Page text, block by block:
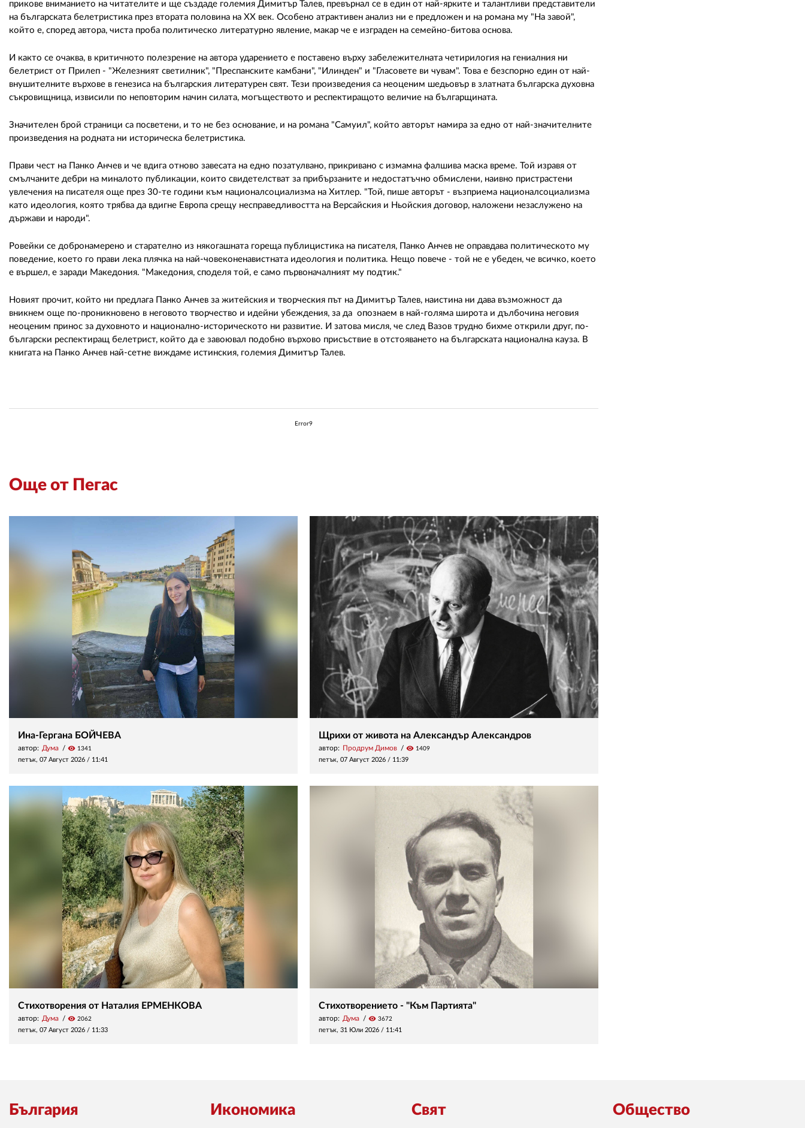
прикове вниманието на читателите и ще създаде големия Димитър Талев, превърнал се в един от най-ярките и талантливи представители
на българската белетристика през втората половина на ХХ век. Особено атрактивен анализ ни е предложен и на романа му "На завой",
който е, според автора, чиста проба политическо литературно явление, макар че е изграден на семейно-битова основа.
И както се очаква, в критичното полезрение на автора ударението е поставено върху забележителната четирилогия на гениалния ни
белетрист от Прилеп - "Железният светилник", "Преспанските камбани", "Илинден" и "Гласовете ви чувам". Това е безспорно един от най-
внушителните върхове в генезиса на българския литературен свят. Тези произведения са неоценим шедьовър в златната българска духовна
съкровищница, извисили по неповторим начин силата, могъществото и респектиращото величие на българщината.
Значителен брой страници са посветени, и то не без основание, и на романа "Самуил", който авторът намира за едно от най-значителните
произведения на родната ни историческа белетристика.
Прави чест на Панко Анчев и че вдига отново завесата на едно позатулвано, прикривано с измамна фалшива маска време. Той изравя от
смълчаните дебри на миналото публикации, които свидетелстват за прибързаните и недостатъчно обмислени, наивно пристрастени
увлечения на писателя още през 30-те години към националсоциализма на Хитлер. "Той, пише авторът - възприема националсоциализма
като идеология, която трябва да вдигне Европа срещу несправедливостта на Версайския и Ньойския договор, наложени незаслужено на
държави и народи".
Ровейки се добронамерено и старателно из някогашната гореща публицистика на писателя, Панко Анчев не оправдава политическото му
поведение, което го прави лека плячка на най-човеконенавистната идеология и политика. Нещо повече - той не е убеден, че всичко, което
е вършел, е заради Македония. "Македония, споделя той, е само първоначалният му подтик."
Новият прочит, който ни предлага Панко Анчев за житейския и творческия път на Димитър Талев, наистина ни дава възможност да
вникнем още по-проникновено в неговото творчество и идейни убеждения, за да опознаем в най-голяма широта и дълбочина неговия
неоценим принос за духовното и национално-историческото ни развитие. И затова мисля, че след Вазов трудно бихме открили друг, по-
български респектиращ белетрист, който да е завоювал подобно върхово присъствие в отстояването на българската национална кауза. В
книгата на Панко Анчев най-сетне виждаме истинския, големия Димитър Талев.
Error9
Още от Пегас
Ина-Гергана БОЙЧЕВА
автор: Дума visibility 1341
петък, 07 Август 2026 / 11:41
Щрихи от живота на Александър Александров
автор: Продрум Димов visibility 1409
петък, 07 Август 2026 / 11:39
Стихотворения от Наталия ЕРМЕНКОВА
автор: Дума visibility 2062
петък, 07 Август 2026 / 11:33
Стихотворението - "Към Партията"
автор: Дума visibility 3672
петък, 31 Юли 2026 / 11:41
България Икономика Свят Общество